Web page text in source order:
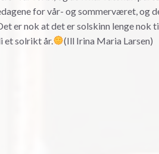
for vår- og sommerværet, og
er nok at det er solskinn lenge nok
et solrikt år.
(Ill Irina Maria Larsen)